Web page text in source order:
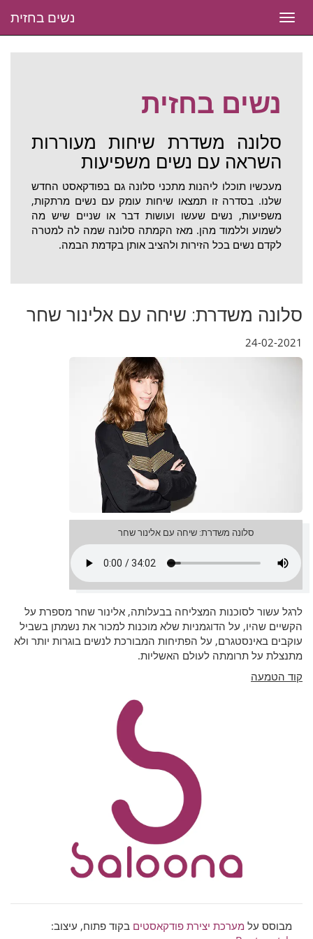
Toggle
navigation
נשים בחזית
נשים בחזית
סלונה משדרת שיחות מעוררות
השראה עם נשים משפיעות
מעכשיו תוכלו ליהנות מתכני סלונה גם בפודקאסט החדש
שלנו. בסדרה זו תמצאו שיחות עומק עם נשים מרתקות,
משפיעות, נשים שעשו ועושות דבר או שניים שיש מה
לשמוע וללמוד מהן. מאז הקמתה סלונה שמה לה למטרה
לקדם נשים בכל הזירות ולהציב אותן בקדמת הבמה.
סלונה משדרת: שיחה עם אלינור שחר
24-02-2021
סלונה משדרת: שיחה עם אלינור שחר
לרגל עשור לסוכנות המצליחה בבעלותה, אלינור שחר מספרת על
הקשיים שהיו, על הדוגמניות שלא מוכנות למכור את נשמתן בשביל
עוקבים באינסטגרם, על הפתיחות המבורכת לנשים בוגרות יותר ולא
מתנצלת על תרומתה לעולם האשליות.
קוד הטמעה
מבוסס על מערכת יצירת פודקאסטים בקוד פתוח, עיצוב: